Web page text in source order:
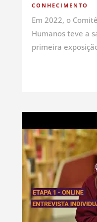
CONHECIMENTO
Em 2022, o
Humanos teve a
primeira